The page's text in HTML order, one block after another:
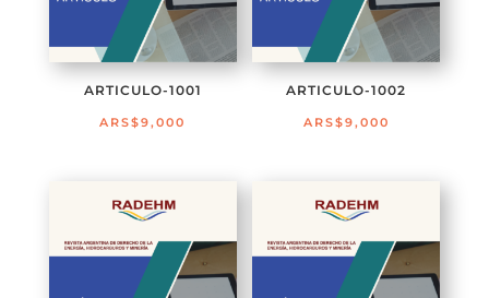
ARTICULO-1001
ARS$9,000
ARTICULO-1002
ARS$9,000